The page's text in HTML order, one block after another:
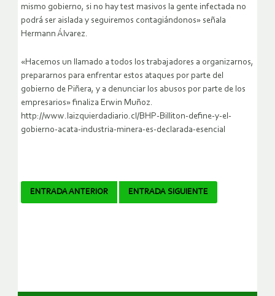
mismo gobierno, si no hay test masivos la gente infectada no
podrá ser aislada y seguiremos contagiándonos» señala
Hermann Álvarez.
«Hacemos un llamado a todos los trabajadores a organizarnos,
prepararnos para enfrentar estos ataques por parte del
gobierno de Piñera, y a denunciar los abusos por parte de los
empresarios» finaliza Erwin Muñoz.
http://www.laizquierdadiario.cl/BHP-Billiton-define-y-el-
gobierno-acata-industria-minera-es-declarada-esencial
Navegador
ENTRADA ANTERIOR ENTRADA SIGUIENTE